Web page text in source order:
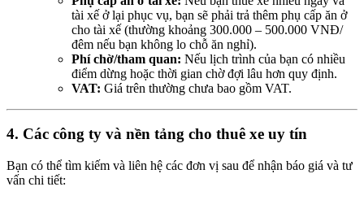
tài xế ở lại phục vụ, bạn sẽ phải trả thêm phụ cấp ăn ở
cho tài xế (thường khoảng 300.000 – 500.000 VNĐ/
đêm nếu bạn không lo chỗ ăn nghỉ).
Phí chờ/tham quan: Nếu lịch trình của bạn có nhiều
điểm dừng hoặc thời gian chờ đợi lâu hơn quy định.
VAT: Giá trên thường chưa bao gồm VAT.
4. Các công ty và nền tảng cho thuê xe uy tín
Bạn có thể tìm kiếm và liên hệ các đơn vị sau để nhận báo giá và tư
vấn chi tiết: